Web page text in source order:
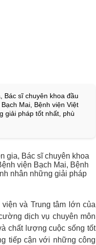
Bác sĩ chuyên khoa đầu
Mai, Bệnh viện Việt
giải pháp tốt nhất, phù
gia, Bác sĩ chuyên khoa
viện Bạch Mai, Bệnh
nhân những giải pháp
và Trung tâm lớn của
dịch vụ chuyên môn
chất lượng cuộc sống tốt
tiếp cận với những công